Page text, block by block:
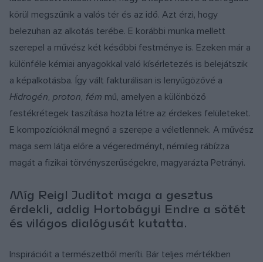
körül megszűnik a valós tér és az idő. Azt érzi, hogy
belezuhan az alkotás terébe. E korábbi munka mellett
szerepel a művész két későbbi festménye is. Ezeken már a
különféle kémiai anyagokkal való kísérletezés is belejátszik
a képalkotásba. Így vált fakturálisan is lenyűgözővé a
Hidrogén, proton, fém mű, amelyen a különböző
festékrétegek taszítása hozta létre az érdekes felületeket.
E kompozícióknál megnő a szerepe a véletlennek. A művész
maga sem látja előre a végeredményt, némileg rábízza
magát a fizikai törvényszerűségekre, magyarázta Petrányi.
Míg Reigl Juditot maga a gesztus
érdekli, addig Hortobágyi Endre a sötét
és világos dialógusát kutatta.
Inspirációit a természetből meríti. Bár teljes mértékben